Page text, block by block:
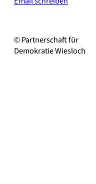
© Partnerschaft für
Demokratie Wiesloch